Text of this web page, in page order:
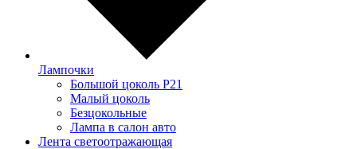
Лампочки
Большой цоколь P21
Малый цоколь
Безцокольные
Лампа в салон авто
Лента светоотражающая